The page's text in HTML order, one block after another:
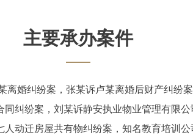
主要承办案件
婚纠纷案，张某诉卢某离婚后财产纠纷案
纠纷案，刘某诉静安执业物业管理有限
动迁房屋共有物纠纷案，知名教育培训